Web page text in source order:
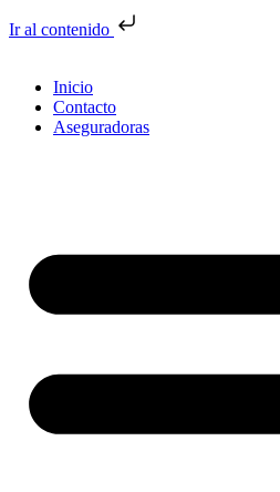
Ir al contenido
Inicio
Contacto
Aseguradoras